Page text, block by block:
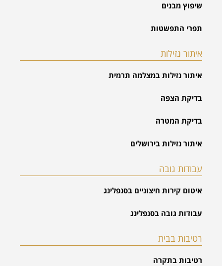
שיפוץ מבנים
תפרי התפשטות
איתור נזילות
איתור נזילות במצלמה תרמית
בדיקת הצפה
בדיקת המטרה
איתור נזילות בירושלים
עבודות גובה
איטום קירות חיצוניים בסנפלינג
עבודות גובה בסנפלינג
רטיבות בבית
רטיבות בתקרה